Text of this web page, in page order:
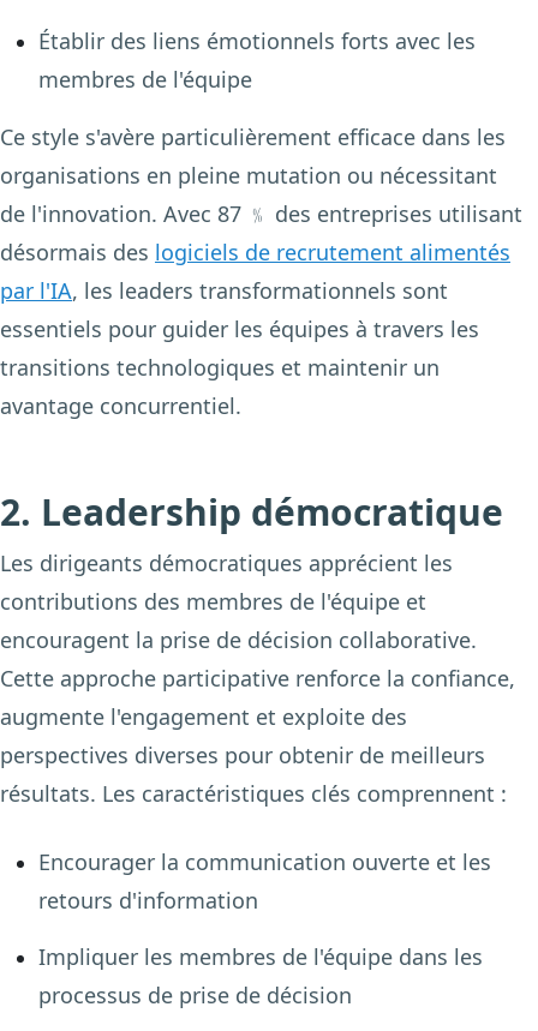
Établir des liens émotionnels forts avec les
membres de l'équipe
Ce style s'avère particulièrement efficace dans les
organisations en pleine mutation ou nécessitant
de l'innovation. Avec 87 ﹪ des entreprises utilisant
désormais des logiciels de recrutement alimentés
par l'IA, les leaders transformationnels sont
essentiels pour guider les équipes à travers les
transitions technologiques et maintenir un
avantage concurrentiel.
2. Leadership démocratique
Les dirigeants démocratiques apprécient les
contributions des membres de l'équipe et
encouragent la prise de décision collaborative.
Cette approche participative renforce la confiance,
augmente l'engagement et exploite des
perspectives diverses pour obtenir de meilleurs
résultats. Les caractéristiques clés comprennent :
Encourager la communication ouverte et les
retours d'information
Impliquer les membres de l'équipe dans les
processus de prise de décision